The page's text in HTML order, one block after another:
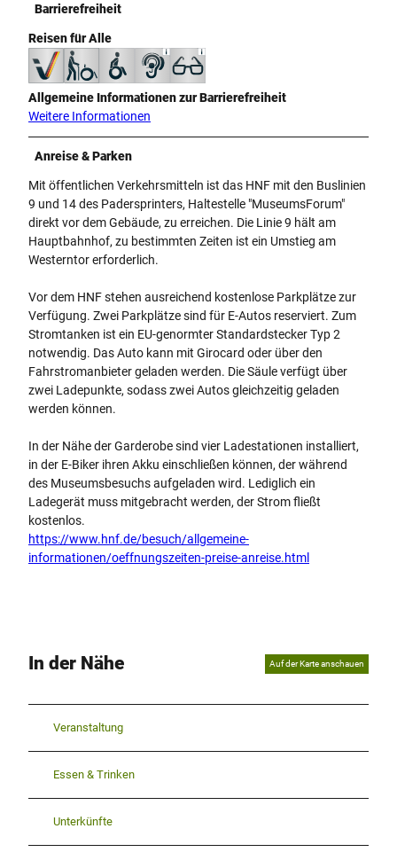
Barrierefreiheit
Reisen für Alle
Allgemeine Informationen zur Barrierefreiheit
Weitere Informationen
Anreise & Parken
Mit öffentlichen Verkehrsmitteln ist das HNF mit den Buslinien
9 und 14 des Padersprinters, Haltestelle "MuseumsForum"
direkt vor dem Gebäude, zu erreichen. Die Linie 9 hält am
Hauptbahnhof, zu bestimmten Zeiten ist ein Umstieg am
Westerntor erforderlich.
Vor dem HNF stehen ausreichend kostenlose Parkplätze zur
Verfügung. Zwei Parkplätze sind für E-Autos reserviert. Zum
Stromtanken ist ein EU-genormter Standardstecker Typ 2
notwendig. Das Auto kann mit Girocard oder über den
Fahrstromanbieter geladen werden. Die Säule verfügt über
zwei Ladepunkte, sodass zwei Autos gleichzeitig geladen
werden können.
In der Nähe der Garderobe sind vier Ladestationen installiert,
in der E-Biker ihren Akku einschließen können, der während
des Museumsbesuchs aufgeladen wird. Lediglich ein
Ladegerät muss mitgebracht werden, der Strom fließt
kostenlos.
https://www.hnf.de/besuch/allgemeine-
informationen/oeffnungszeiten-preise-anreise.html
In der Nähe Auf der Karte anschauen
Veranstaltung
Essen & Trinken
Unterkünfte